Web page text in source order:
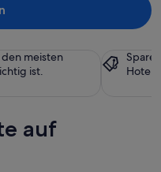
meisten
ist.
auf